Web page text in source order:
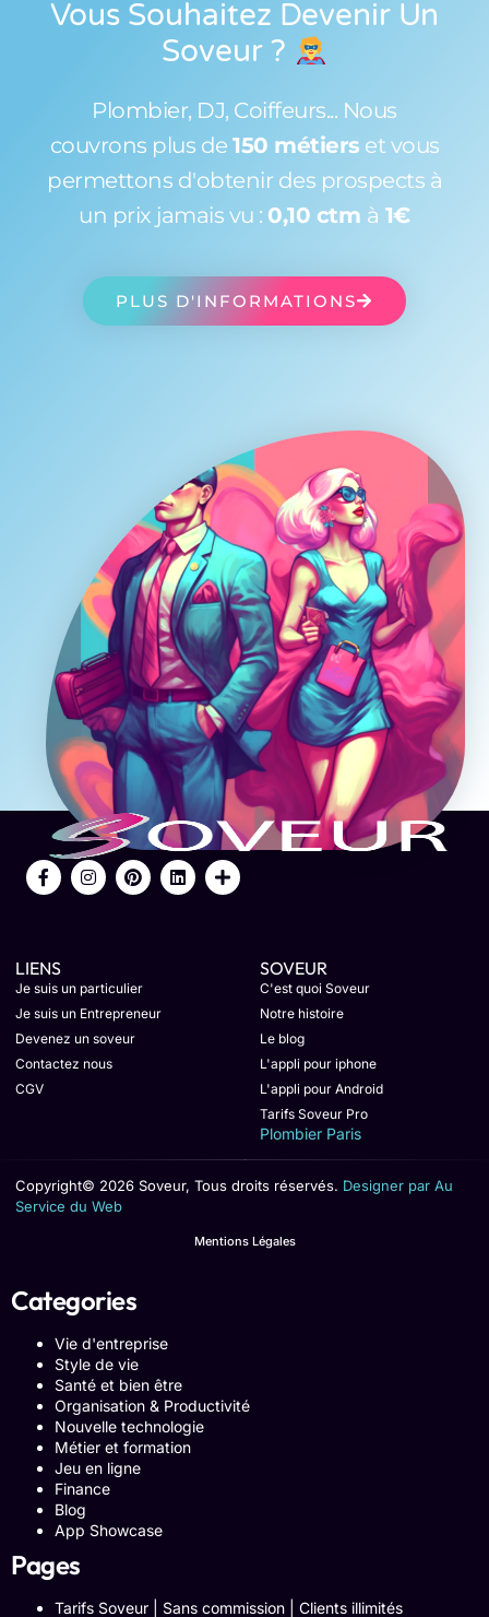
Vous Souhaitez Devenir Un
Soveur ?
Plombier, DJ, Coiffeurs... Nous
couvrons plus de 150 métiers et vous
permettons d'obtenir des prospects à
un prix jamais vu : 0,10 ctm à 1€
PLUS D'INFORMATIONS
LIENS
Je suis un particulier
Je suis un Entrepreneur
Devenez un soveur
Contactez nous
CGV
SOVEUR
C'est quoi Soveur
Notre histoire
Le blog
L'appli pour iphone
L'appli pour Android
Tarifs Soveur Pro
Plombier Paris
Copyright© 2026 Soveur, Tous droits réservés. Designer par Au
Service du Web
Mentions Légales
Categories
Vie d'entreprise
Style de vie
Santé et bien être
Organisation & Productivité
Nouvelle technologie
Métier et formation
Jeu en ligne
Finance
Blog
App Showcase
Pages
Tarifs Soveur | Sans commission | Clients illimités